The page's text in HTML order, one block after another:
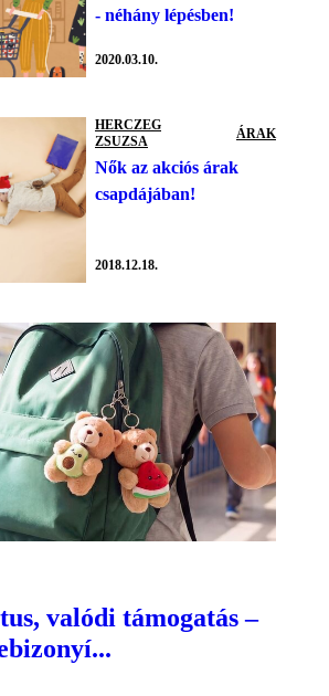
- néhány lépésben!
2020.03.10.
HERCZEG
ZSUZSA
ÁRAK
Nők az akciós árak
csapdájában!
2018.12.18.
valódi támogatás –